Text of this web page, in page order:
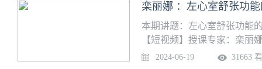
栾丽娜 ：左心室舒张功
本期讲题：左心室舒张功能
【短视频】授课专家：栾丽
心脏超声诊断室
2024-06-19 31663